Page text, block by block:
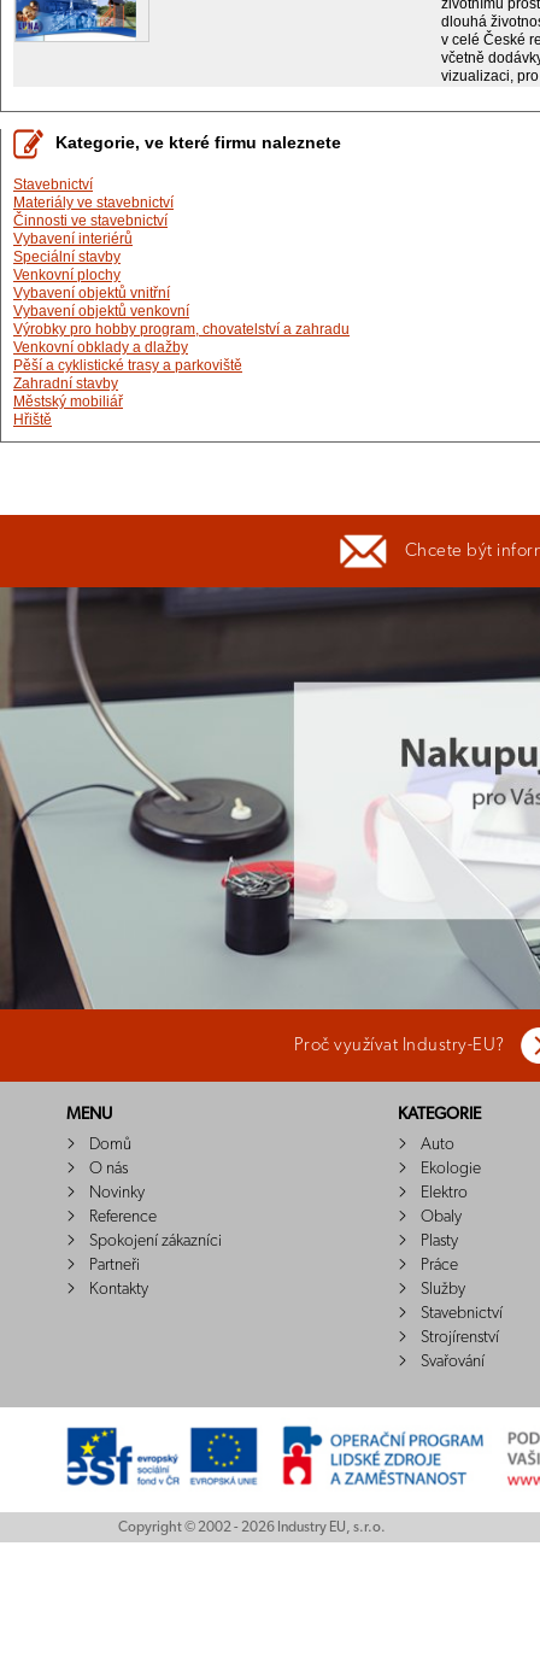
dlouhá
v celé České
včetně
vizualizaci,
Kategorie, ve které firmu naleznete
Stavebnictví
Materiály ve stavebnictví
Činnosti ve stavebnictví
Vybavení interiérů
Speciální stavby
Venkovní plochy
Vybavení objektů vnitřní
Vybavení objektů venkovní
Výrobky pro hobby program, chovatelství a zahradu
Venkovní obklady a dlažby
Pěší a cyklistické trasy a parkoviště
Zahradní stavby
Městský mobiliář
Hřiště
Chcete být
Proč využívat Industry-EU?
MENU
Domů
O nás
Novinky
Reference
Spokojení zákazníci
Partneři
Kontakty
KATEGORIE
Auto
Ekologie
Elektro
Obaly
Plasty
Práce
Služby
Stavebnictví
Strojírenství
Svařování
Copyright © 2002 - 2026 Industry EU, s.r.o.